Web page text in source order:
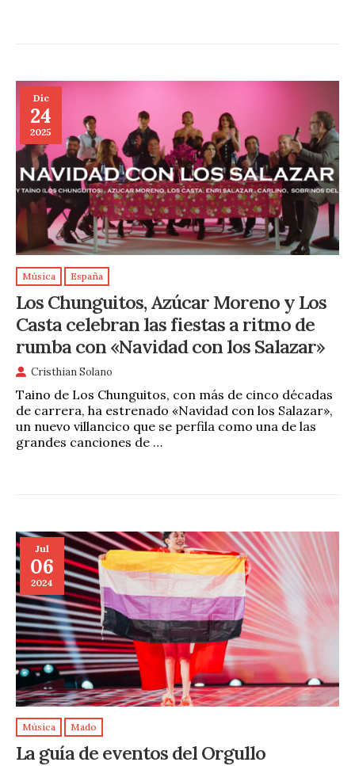
Dic
24
2025
Música España
Los Chunguitos, Azúcar Moreno y Los
Casta celebran las fiestas a ritmo de
rumba con «Navidad con los Salazar»
Cristhian Solano
Taino de Los Chunguitos, con más de cinco décadas
de carrera, ha estrenado «Navidad con los Salazar»,
un nuevo villancico que se perfila como una de las
grandes canciones de …
Jul
06
2024
Música Mado
La guía de eventos del Orgullo